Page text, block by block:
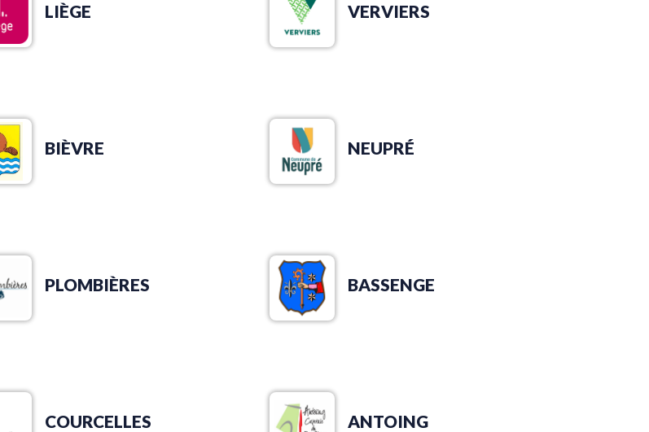
LIÈGE VERVIERS
BIÈVRE NEUPRÉ
PLOMBIÈRES BASSENGE
COURCELLES ANTOING